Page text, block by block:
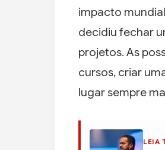
impacto
decidiu fechar
projetos. As
cursos, criar
lugar sempre
LEIA